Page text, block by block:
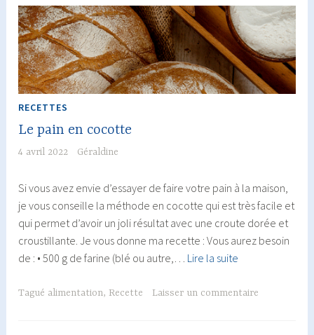
riche
en
fibres
RECETTES
Le pain en cocotte
4 avril 2022 Géraldine
Si vous avez envie d’essayer de faire votre pain à la maison,
je vous conseille la méthode en cocotte qui est très facile et
qui permet d’avoir un joli résultat avec une croute dorée et
croustillante. Je vous donne ma recette : Vous aurez besoin
de : • 500 g de farine (blé ou autre,… Lire la suite
en
Tagué alimentation, Recette Laisser un commentaire